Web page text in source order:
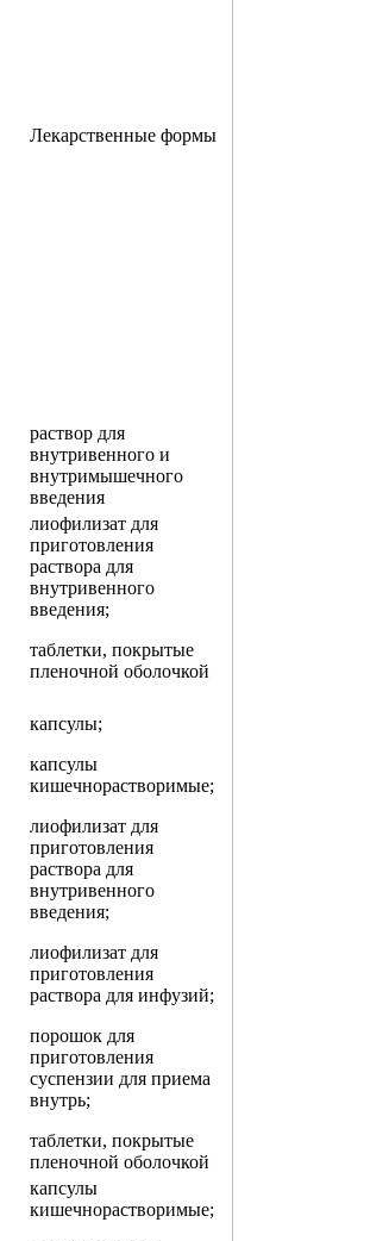
Лекарственные формы
раствор для
внутривенного и
внутримышечного
введения
лиофилизат для
приготовления
раствора для
внутривенного
введения;
таблетки, покрытые
пленочной оболочкой
капсулы;
капсулы
кишечнорастворимые;
лиофилизат для
приготовления
раствора для
внутривенного
введения;
лиофилизат для
приготовления
раствора для инфузий;
порошок для
приготовления
суспензии для приема
внутрь;
таблетки, покрытые
пленочной оболочкой
капсулы
кишечнорастворимые;